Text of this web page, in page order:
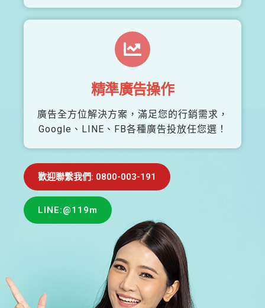
精準廣告操作
廣告全方位解決方案，滿足您的行銷需求，
Google、LINE、FB各種廣告投放任您選！
歡迎聯繫我們: 0800-003-191
LINE:@119m